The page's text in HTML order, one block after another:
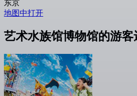
东京
地图中打开
艺术水族馆博物馆的游客